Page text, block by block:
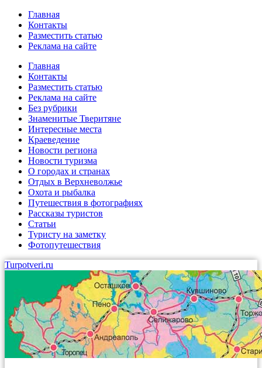
Главная
Контакты
Разместить статью
Реклама на сайте
Главная
Контакты
Разместить статью
Реклама на сайте
Без рубрики
Знаменитые Тверитяне
Интересные места
Краеведение
Новости региона
Новости туризма
О городах и странах
Отдых в Верхневолжье
Охота и рыбалка
Путешествия в фотографиях
Рассказы туристов
Статьи
Туристу на заметку
Фотопутешествия
Turpotveri.ru